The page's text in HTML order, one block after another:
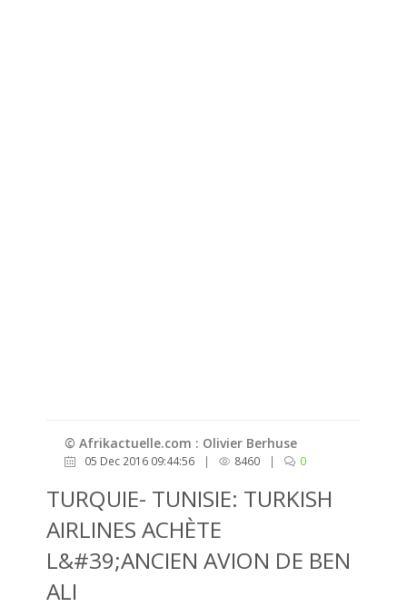
© Afrikactuelle.com : Olivier Berhuse
05 Dec 2016 09:44:56 | 8460 | 0
TURQUIE- TUNISIE: TURKISH
AIRLINES ACHÈTE
L&#39;ANCIEN AVION DE BEN
ALI